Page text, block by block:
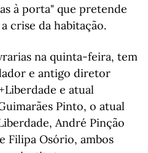
à porta" que pretende
crise da habitação.
na quinta-feira, tem
e antigo diretor
e atual
Pinto, o atual
André Pinção
Filipa Osório, ambos